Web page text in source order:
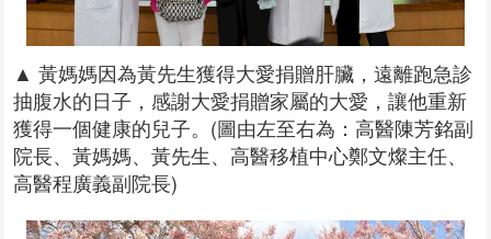
▲ 黃媽媽因為黃先生獲得大愛捐贈肝臟，遠離跑急診
抽腹水的日子，感謝大愛捐贈家屬的大愛，讓他重新
獲得一個健康的兒子。(圖由左至右為：高醫陳芳銘副
院長、黃媽媽、黃先生、高醫移植中心鄭文燦主任、
高醫程廣義副院長)